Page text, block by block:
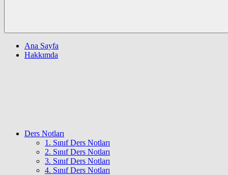
Ana Sayfa
Hakkımda
Ders Notları
1. Sınıf Ders Notları
2. Sınıf Ders Notları
3. Sınıf Ders Notları
4. Sınıf Ders Notları